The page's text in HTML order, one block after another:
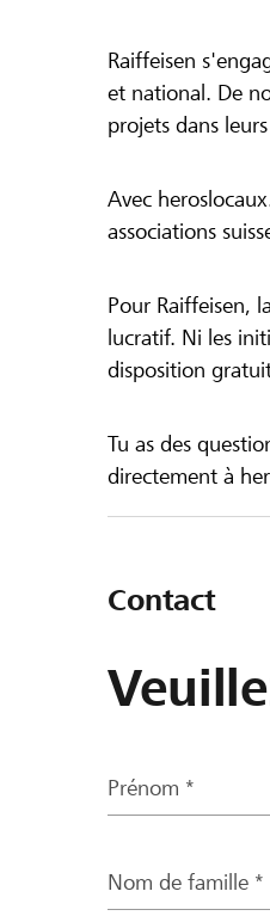
Raiffeisen
et national. De
projets dans
Avec
associations
Pour Raiffeisen,
lucratif. Ni les
disposition
Tu as des
directement à
Contact
Prénom *
Nom de famille *